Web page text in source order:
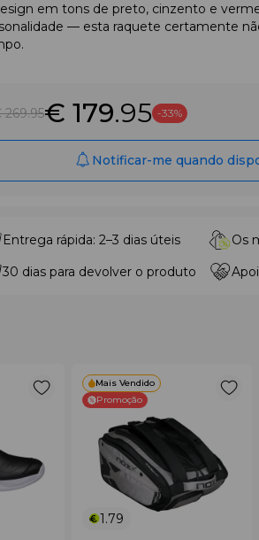
em tons de preto, cinzento e
— esta raquete certamente
269.95€ 179.95 -33%
Notificar-me quando
Entrega rápida: 2–3 dias úteis
Os
30 dias para devolver o produto
Mais Vendido
Promoção
1.79